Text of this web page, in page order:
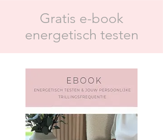
Gratis e-book
energetisch testen